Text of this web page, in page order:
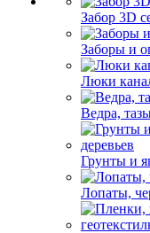
Забор 3D
Заборы и
Люки
Ведра,
Грунты и
Лопаты,